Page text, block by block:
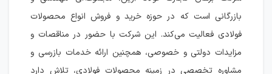
بازرگانی است که در حوزه خرید و فروش انواع محصولات
فولادی فعالیت می‌کند. این شرکت با حضور در مناقصات و
مزایدات دولتی و خصوصی، همچنین ارائه خدمات بازرسی و
مشاوره تخصصی در زمینه محصولات فولادی، تلاش دارد